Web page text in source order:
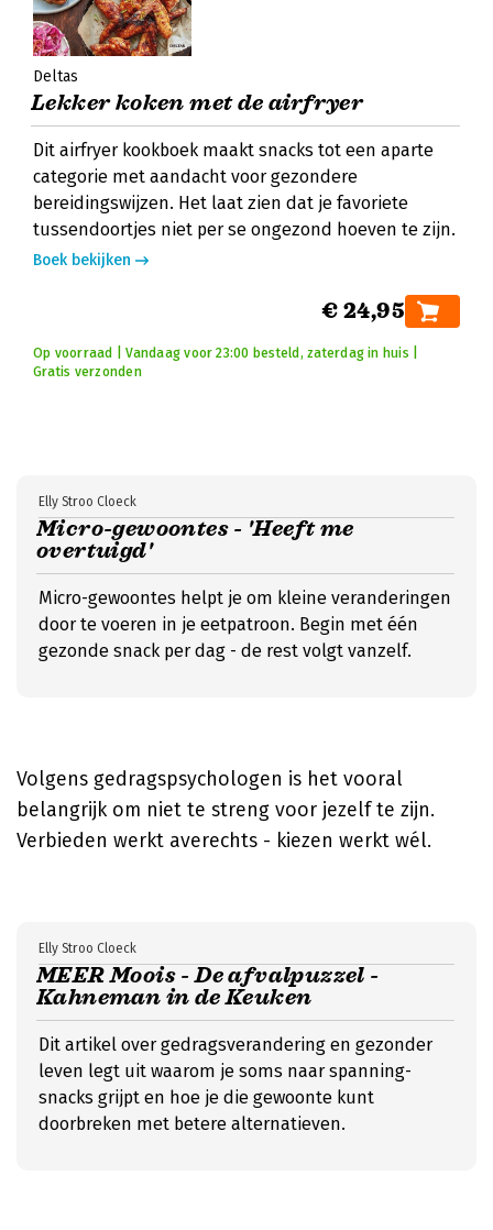
Deltas
Lekker koken met de airfryer
Dit airfryer kookboek maakt snacks tot een aparte
categorie met aandacht voor gezondere
bereidingswijzen. Het laat zien dat je favoriete
tussendoortjes niet per se ongezond hoeven te zijn.
Boek bekijken
€ 24,95
Op voorraad | Vandaag voor 23:00 besteld, zaterdag in huis |
Gratis verzonden
Micro-gewoontes - 'Heeft me
overtuigd'
Elly Stroo Cloeck
Micro-gewoontes helpt je om kleine veranderingen
door te voeren in je eetpatroon. Begin met één
gezonde snack per dag - de rest volgt vanzelf.
Volgens gedragspsychologen is het vooral
belangrijk om niet te streng voor jezelf te zijn.
Verbieden werkt averechts - kiezen werkt wél.
MEER Moois - De afvalpuzzel -
Kahneman in de Keuken
Elly Stroo Cloeck
Dit artikel over gedragsverandering en gezonder
leven legt uit waarom je soms naar spanning-
snacks grijpt en hoe je die gewoonte kunt
doorbreken met betere alternatieven.